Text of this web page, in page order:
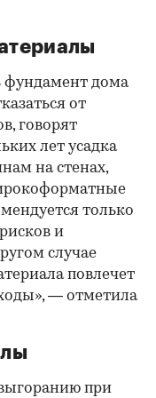
фундамент дома
от
говорят
лет усадка
на стенах,
только
и
случае
повлечет
— отметила
при